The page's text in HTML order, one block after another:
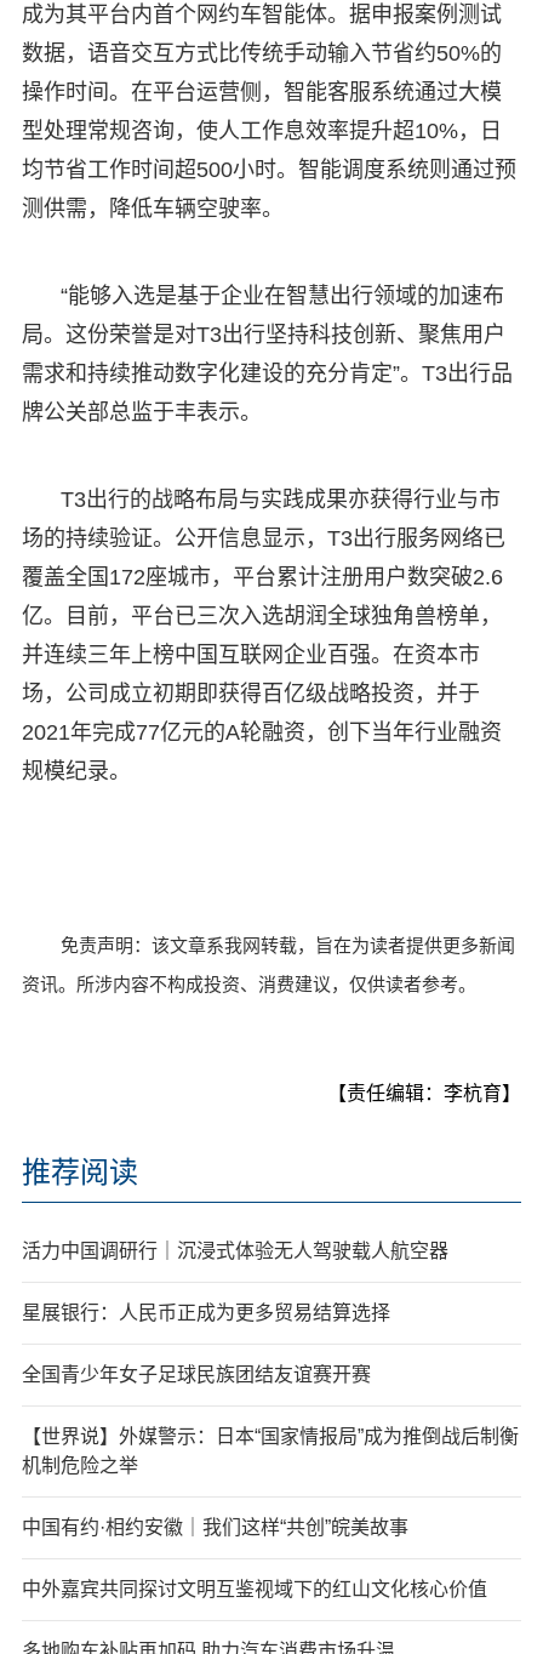
成为其平台内首个网约车智能体。据申报案例测试
数据，语音交互方式比传统手动输入节省约50%的
操作时间。在平台运营侧，智能客服系统通过大模
型处理常规咨询，使人工作息效率提升超10%，日
均节省工作时间超500小时。智能调度系统则通过预
测供需，降低车辆空驶率。
“能够入选是基于企业在智慧出行领域的加速布
局。这份荣誉是对T3出行坚持科技创新、聚焦用户
需求和持续推动数字化建设的充分肯定”。T3出行品
牌公关部总监于丰表示。
T3出行的战略布局与实践成果亦获得行业与市
场的持续验证。公开信息显示，T3出行服务网络已
覆盖全国172座城市，平台累计注册用户数突破2.6
亿。目前，平台已三次入选胡润全球独角兽榜单，
并连续三年上榜中国互联网企业百强。在资本市
场，公司成立初期即获得百亿级战略投资，并于
2021年完成77亿元的A轮融资，创下当年行业融资
规模纪录。
免责声明：该文章系我网转载，旨在为读者提供更多新闻
资讯。所涉内容不构成投资、消费建议，仅供读者参考。
【责任编辑：李杭育】
推荐阅读
活力中国调研行｜沉浸式体验无人驾驶载人航空器
星展银行：人民币正成为更多贸易结算选择
全国青少年女子足球民族团结友谊赛开赛
【世界说】外媒警示：日本“国家情报局”成为推倒战后制衡
机制危险之举
中国有约·相约安徽｜我们这样“共创”皖美故事
中外嘉宾共同探讨文明互鉴视域下的红山文化核心价值